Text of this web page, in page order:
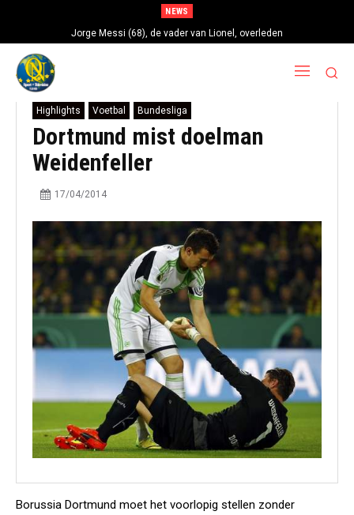
NEWS
Jorge Messi (68), de vader van Lionel, overleden
Highlights Voetbal Bundesliga
Dortmund mist doelman
Weidenfeller
17/04/2014
Borussia Dortmund moet het voorlopig stellen zonder